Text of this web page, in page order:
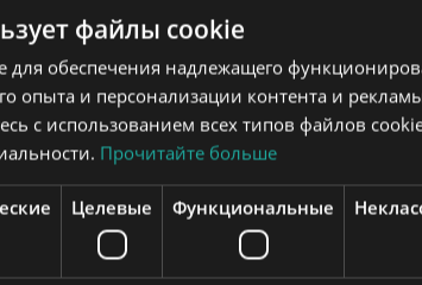
and Comfort
Guide for
www.tower-investments.com
www.mybudapesthome.com
файлы cookie
обеспечения надлежащего
опыта и персонализации контента и
с использованием всех типов файлов
Прочитайте больше
Целевые Функциональные